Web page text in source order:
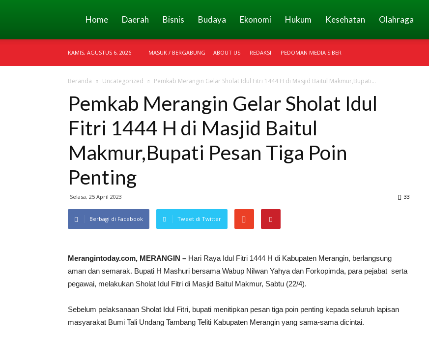
Merangin
Today
Home Daerah Bisnis Budaya Ekonomi Hukum Kesehatan Olahraga
KAMIS, AGUSTUS 6, 2026 MASUK / BERGABUNG ABOUT US REDAKSI PEDOMAN MEDIA SIBER
Beranda Uncategorized Pemkab Merangin Gelar Sholat Idul Fitri 1444 H di Masjid Baitul Makmur,Bupati...
Pemkab Merangin Gelar Sholat Idul
Fitri 1444 H di Masjid Baitul
Makmur,Bupati Pesan Tiga Poin
Penting
Selasa, 25 April 2023 33
Berbagi di Facebook Tweet di Twitter
Merangintoday.com, MERANGIN – Hari Raya Idul Fitri 1444 H di Kabupaten Merangin, berlangsung
aman dan semarak. Bupati H Mashuri bersama Wabup Nilwan Yahya dan Forkopimda, para pejabat serta
pegawai, melakukan Sholat Idul Fitri di Masjid Baitul Makmur, Sabtu (22/4).
Sebelum pelaksanaan Sholat Idul Fitri, bupati menitipkan pesan tiga poin penting kepada seluruh lapisan
masyarakat Bumi Tali Undang Tambang Teliti Kabupaten Merangin yang sama-sama dicintai.